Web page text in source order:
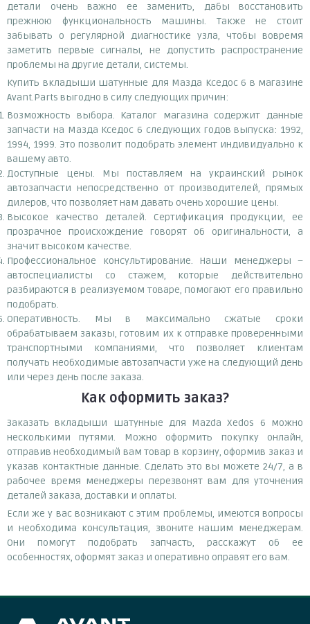
детали очень важно ее заменить, дабы восстановить
прежнюю функциональность машины. Также не стоит
забывать о регулярной диагностике узла, чтобы вовремя
заметить первые сигналы, не допустить распространение
проблемы на другие детали, системы.
Купить вкладыши шатунные для Мазда Кседос 6 в магазине
Avant.Parts выгодно в силу следующих причин:
Возможность выбора. Каталог магазина содержит данные
запчасти на Мазда Кседос 6 следующих годов выпуска: 1992,
1994, 1999. Это позволит подобрать элемент индивидуально к
вашему авто.
Доступные цены. Мы поставляем на украинский рынок
автозапчасти непосредственно от производителей, прямых
дилеров, что позволяет нам давать очень хорошие цены.
Высокое качество деталей. Сертификация продукции, ее
прозрачное происхождение говорят об оригинальности, а
значит высоком качестве.
Профессиональное консультирование. Наши менеджеры –
автоспециалисты со стажем, которые действительно
разбираются в реализуемом товаре, помогают его правильно
подобрать.
Оперативность. Мы в максимально сжатые сроки
обрабатываем заказы, готовим их к отправке проверенными
транспортными компаниями, что позволяет клиентам
получать необходимые автозапчасти уже на следующий день
или через день после заказа.
Как оформить заказ?
Заказать вкладыши шатунные для Mazda Xedos 6 можно
несколькими путями. Можно оформить покупку онлайн,
отправив необходимый вам товар в корзину, оформив заказ и
указав контактные данные. Сделать это вы можете 24/7, а в
рабочее время менеджеры перезвонят вам для уточнения
деталей заказа, доставки и оплаты.
Если же у вас возникают с этим проблемы, имеются вопросы
и необходима консультация, звоните нашим менеджерам.
Они помогут подобрать запчасть, расскажут об ее
особенностях, оформят заказ и оперативно оправят его вам.